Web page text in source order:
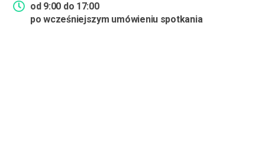
od 9:00 do 17:00
po wcześniejszym umówieniu spotkania